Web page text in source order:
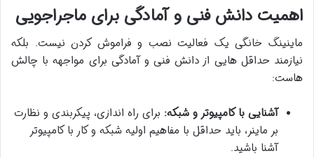
اهمیت دانش فنی و آمادگی برای ماجراجویی
ماینینگ خانگی یک فعالیت نصب و فراموش کردن نیست. بلکه
نیازمند حداقل هایی از دانش فنی و آمادگی برای مواجهه با چالش
هاست:
آشنایی با کامپیوتر و شبکه: برای راه اندازی، پیکربندی و نظارت
بر ماینر، باید حداقل با مفاهیم اولیه شبکه و کار با کامپیوتر
آشنا باشید.